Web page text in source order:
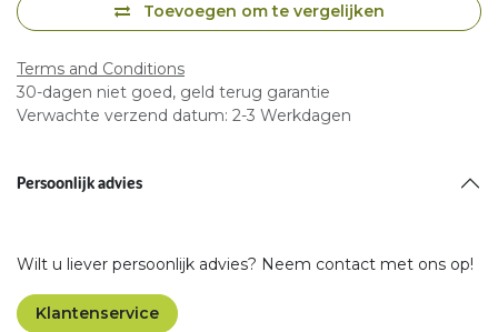
Toevoegen om te vergelijken
Terms and Conditions
30-dagen niet goed, geld terug garantie
Verwachte verzend datum: 2-3 Werkdagen
Persoonlijk advies
Wilt u liever persoonlijk advies? Neem contact met ons op!
Klantenservice